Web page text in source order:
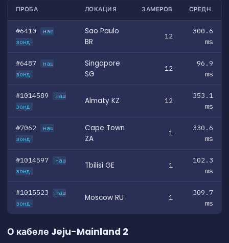
ПРОБА ЛОКАЦИЯ ЗАМЕРОВ СРЕДН.
#6410
наш
зонд
Sao Paulo
BR
12
300.6
ms
#6487
наш
зонд
Singapore
SG
12
96.9
ms
#1014589
наш
зонд
Almaty KZ 12
353.1
ms
#7062
наш
зонд
Cape Town
ZA
1
330.6
ms
#1014597
наш
зонд
Tbilisi GE 1
102.3
ms
#1015523
наш
зонд
Moscow RU 1
309.7
ms
О кабеле Jeju-Mainland 2